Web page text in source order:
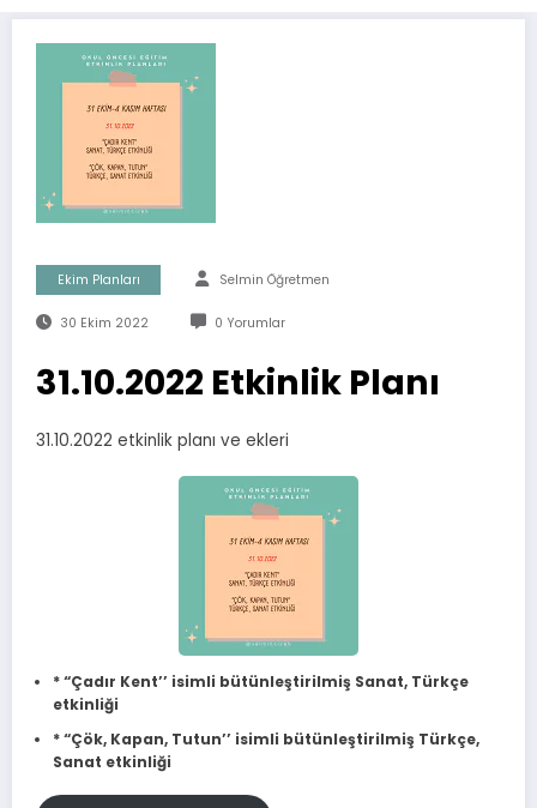
Ekim Planları Selmin Öğretmen
30 Ekim 2022 0 Yorumlar
31.10.2022 Etkinlik Planı
31.10.2022 etkinlik planı ve ekleri
* “Çadır Kent’’ isimli bütünleştirilmiş Sanat, Türkçe
etkinliği
* “Çök, Kapan, Tutun’’ isimli bütünleştirilmiş Türkçe,
Sanat etkinliği